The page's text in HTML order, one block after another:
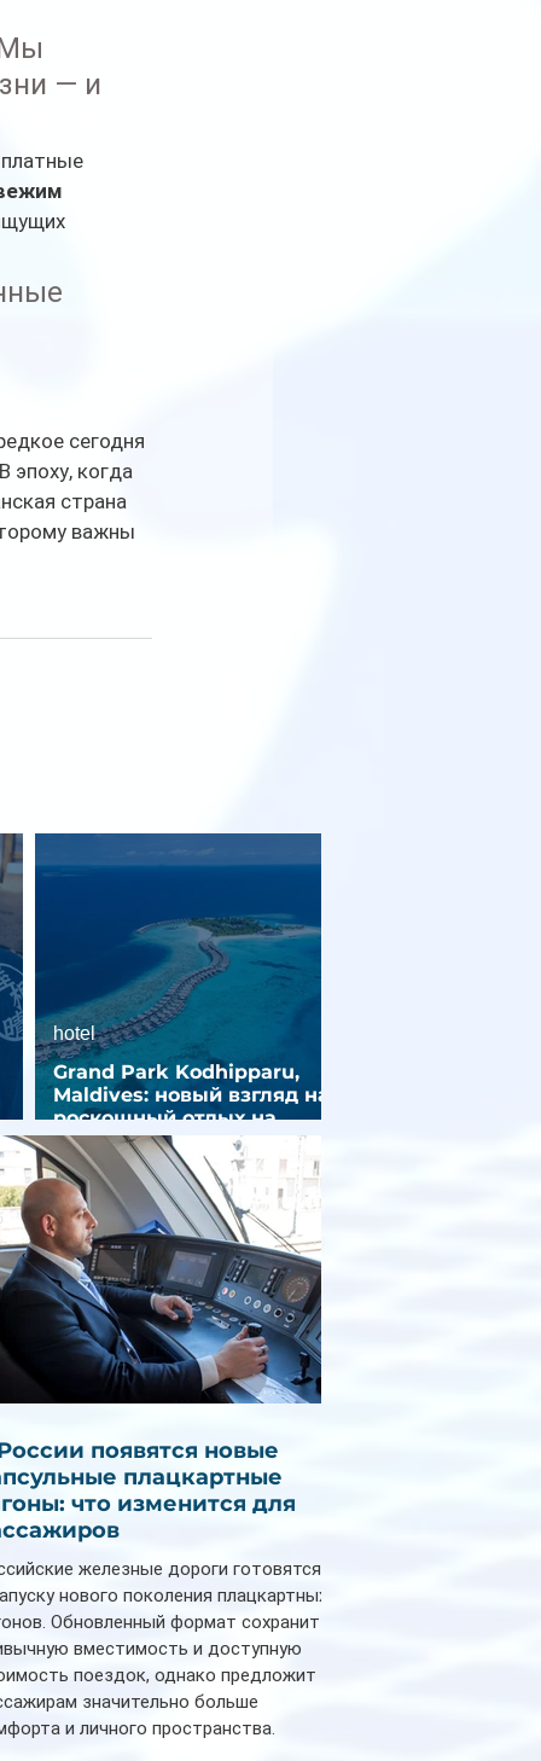
Мы
— и
сегодня
эпоху, когда
страна
важны
Grand Park Kodhipparu,
Maldives: новый взгляд на
роскошный отдых на
Мальдивах
hotel
появятся новые
плацкартные
что изменится для
железные дороги готовятся
нового поколения плацкартных
Обновленный формат сохранит
вместимость и доступную
поездок, однако предложит
значительно больше
и личного пространства.